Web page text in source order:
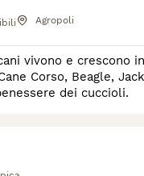
Agropoli
vivono e crescono
Corso, Beagle,
dei cuccioli.